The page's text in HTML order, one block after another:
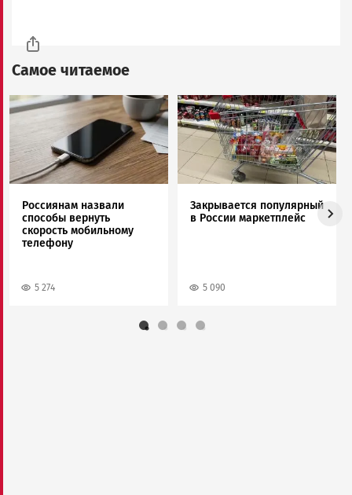
Самое читаемое
Image
Россиянам назвали
способы вернуть
скорость мобильному
телефону
5 274
Image
Закрывается популярный
в России маркетплейс
5 090